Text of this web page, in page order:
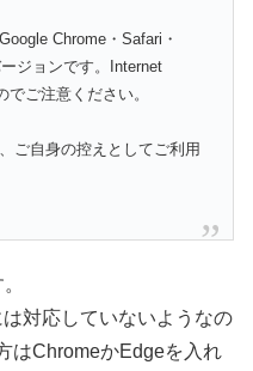
Chrome・Safari・
ジョンです。Internet
ご注意ください。
ご自身の控えとしてご利用
対応していないようなの
はChromeかEdgeを入れ